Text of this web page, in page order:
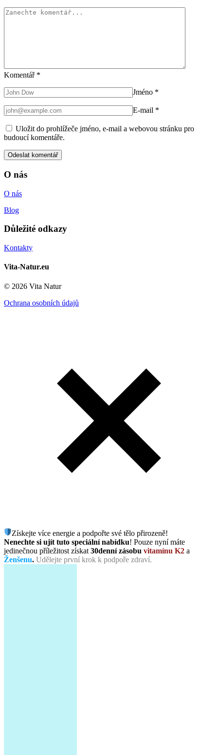
Komentář *
Jméno *
E-mail *
Uložit do prohlížeče jméno, e-mail a webovou stránku pro
budoucí komentáře.
O nás
O nás
Blog
Důležité odkazy
Kontakty
Vita-Natur.eu
© 2026 Vita Natur
Ochrana osobních údajů
Získejte více energie a podpořte své tělo přirozeně!
Nenechte si ujít tuto speciální nabídku! Pouze nyní máte
jedinečnou příležitost získat 30denní zásobu vitamínu K2 a
Ženšenu. Udělejte první krok k podpoře zdraví.